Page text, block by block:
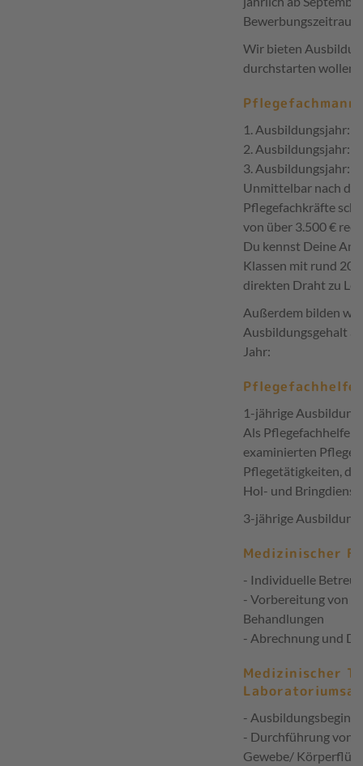
Wir bieten
durchstarten wollen!
1. Ausbildungsjahr:
2. Ausbildungsjahr:
3. Ausbildungsjahr:
Unmittelbar nach
Pflegefachkräfte
von über 3.500 €
Du kennst Deine
Klassen mit rund 20
direkten Draht zu
Außerdem bilden wir
Ausbildungsgehalt
Jahr:
1-jährige Ausbildung
Als Pflegefachhelfer
examinierten
Pflegetätigkeiten,
Hol- und
3-jährige
Medizinischer
- Individuelle
- Vorbereitung von
Behandlungen
- Abrechnung und
Medizinischer
- Ausbildungsbeginn
- Durchführung von
Gewebe/